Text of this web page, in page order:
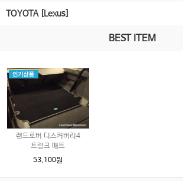
TOYOTA [Lexus]
BEST ITEM
랜드로버 디스커버리4
트렁크 매트
53,100원